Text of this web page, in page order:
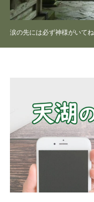
涙の先には必ず神様がいてね